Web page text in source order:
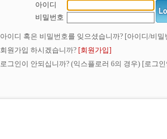
아이디
비밀번호
아이디 혹은 비밀번호를 잊으셨습니까? [아이디/비밀
회원가입 하시겠습니까? [회원가입]
로그인이 안되십니까? (익스플로러 6의 경우) [로그